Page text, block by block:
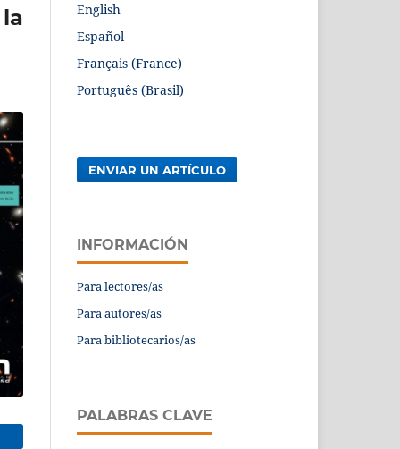
English
Español
Français (France)
Português (Brasil)
ENVIAR UN ARTÍCULO
INFORMACIÓN
Para lectores/as
Para autores/as
Para bibliotecarios/as
PALABRAS CLAVE